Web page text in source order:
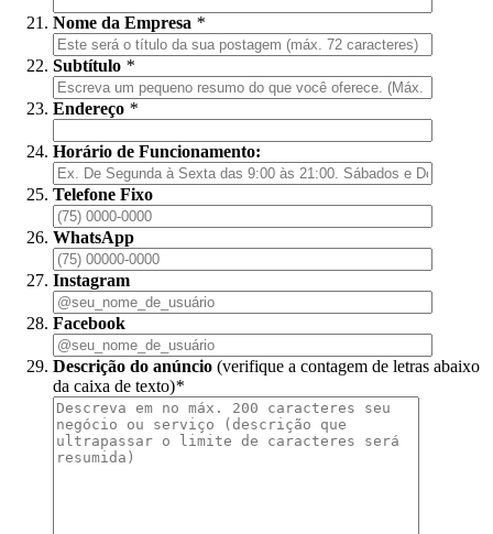
Nome da Empresa *
Subtítulo *
Endereço *
Horário de Funcionamento:
Telefone Fixo
WhatsApp
Instagram
Facebook
Descrição do anúncio (verifique a contagem de letras abaixo
da caixa de texto)*